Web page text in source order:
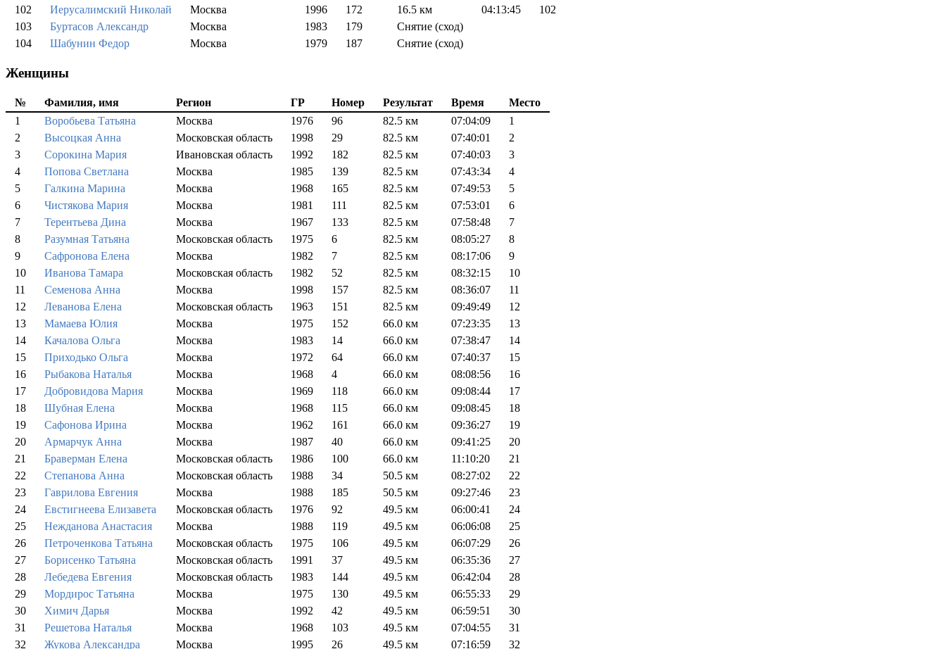
102
Иерусалимский Николай Москва 1996 172 16.5 км 04:13:45
102
103
Буртасов Александр Москва 1983 179
Снятие (сход)
104
Шабунин Федор Москва 1979 187 Снятие (сход)
Женщины
№ Фамилия, имя Регион ГР Номер Результат Время
Место
1
Воробьева Татьяна Москва 1976 96 82.5 км 07:04:09
1
2
Высоцкая Анна Московская область 1998 29 82.5 км 07:40:01
2
3
Сорокина Мария Ивановская область 1992 182 82.5 км 07:40:03
3
4
Попова Светлана Москва 1985 139 82.5 км 07:43:34
4
5
Галкина Марина Москва 1968 165 82.5 км 07:49:53
5
6
Чистякова Мария Москва 1981 111 82.5 км 07:53:01
6
7
Терентьева Дина Москва 1967 133 82.5 км 07:58:48
7
8
Разумная Татьяна Московская область 1975 6 82.5 км 08:05:27
8
9
Сафронова Елена Москва 1982 7 82.5 км 08:17:06
9
10
Иванова Тамара Московская область 1982 52 82.5 км 08:32:15
10
11
Семенова Анна Москва 1998 157 82.5 км 08:36:07
11
12
Леванова Елена Московская область 1963 151 82.5 км 09:49:49
12
13
Мамаева Юлия Москва 1975 152 66.0 км 07:23:35
13
14
Качалова Ольга Москва 1983 14 66.0 км 07:38:47
14
15
Приходько Ольга Москва 1972 64 66.0 км 07:40:37
15
16
Рыбакова Наталья Москва 1968 4 66.0 км 08:08:56
16
17
Добровидова Мария Москва 1969 118 66.0 км 09:08:44
17
18
Шубная Елена Москва 1968 115 66.0 км 09:08:45
18
19
Сафонова Ирина Москва 1962 161 66.0 км 09:36:27
19
20
Армарчук Анна Москва 1987 40 66.0 км 09:41:25
20
21
Браверман Елена Московская область 1986 100 66.0 км 11:10:20
21
22
Степанова Анна Московская область 1988 34 50.5 км 08:27:02
22
23
Гаврилова Евгения Москва 1988 185 50.5 км 09:27:46
23
24
Евстигнеева Елизавета Московская область 1976 92 49.5 км 06:00:41
24
25
Нежданова Анастасия Москва 1988 119 49.5 км 06:06:08
25
26
Петроченкова Татьяна Московская область 1975 106 49.5 км 06:07:29
26
27
Борисенко Татьяна Московская область 1991 37 49.5 км 06:35:36
27
28
Лебедева Евгения Московская область 1983 144 49.5 км 06:42:04
28
29
Мордирос Татьяна Москва 1975 130 49.5 км 06:55:33
29
30
Химич Дарья Москва 1992 42 49.5 км 06:59:51
30
31
Решетова Наталья Москва 1968 103 49.5 км 07:04:55
31
32
Жукова Александра Москва 1995 26 49.5 км 07:16:59 32